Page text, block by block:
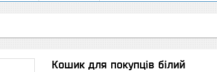
Кошик для покупців білий